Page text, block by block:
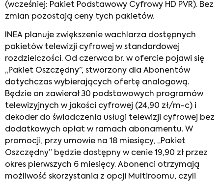
(wcześniej: Pakiet Podstawowy Cyfrowy HD PVR). Bez
zmian pozostają ceny tych pakietów.
INEA planuje zwiększenie wachlarza dostępnych
pakietów telewizji cyfrowej w standardowej
rozdzielczości. Od czerwca br. w ofercie pojawi się
„Pakiet Oszczędny”, stworzony dla Abonentów
dotychczas wybierających ofertę analogową.
Będzie on zawierał 30 podstawowych programów
telewizyjnych w jakości cyfrowej (24,90 zł/m-c) i
dekoder do świadczenia usługi telewizji cyfrowej bez
dodatkowych opłat w ramach abonamentu. W
promocji, przy umowie na 18 miesięcy, „Pakiet
Oszczędny” będzie dostępny w cenie 19,90 zł przez
okres pierwszych 6 miesięcy. Abonenci otrzymają
możliwość skorzystania z opcji Multiroomu, czyli